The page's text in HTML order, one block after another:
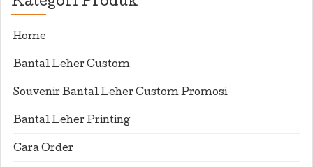
Kategori Produk
Home
Bantal Leher Custom
Souvenir Bantal Leher Custom Promosi
Bantal Leher Printing
Cara Order